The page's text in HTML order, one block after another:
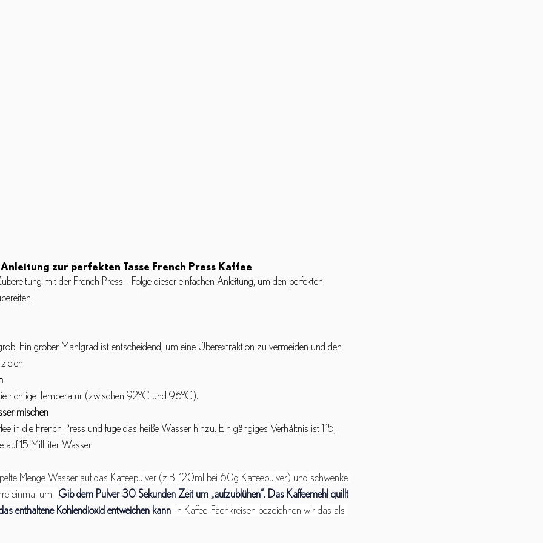
zur perfekten Tasse French Press Kaffee
mit der French Press - Folge dieser einfachen Anleitung, um den perfekten
Ein grober Mahlgrad ist entscheidend, um eine Überextraktion zu vermeiden und den
richtige Temperatur (zwischen 92°C und 96°C).
mischen
in die French Press und füge das heiße Wasser hinzu. Ein gängiges Verhältnis ist 1:15,
auf 15 Milliliter Wasser.
Menge Wasser auf das Kaffeepulver (z.B. 120ml bei 60g Kaffeepulver) und schwenke
einmal um.. Gib dem Pulver 30 Sekunden Zeit um „aufzublühen“. Das Kaffeemehl quillt
enthaltene Kohlendioxid entweichen kann. In Kaffee-Fachkreisen bezeichnen wir das als